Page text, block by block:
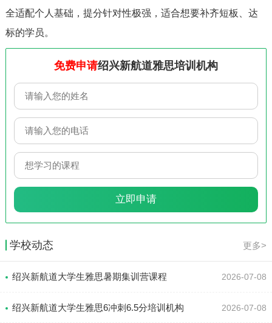
全适配个人基础，提分针对性极强，适合想要补齐短板、达
标的学员。
免费申请绍兴新航道雅思培训机构
学校动态 更多>
绍兴新航道大学生雅思暑期集训营课程 2026-07-08
绍兴新航道大学生雅思6冲刺6.5分培训机构 2026-07-08